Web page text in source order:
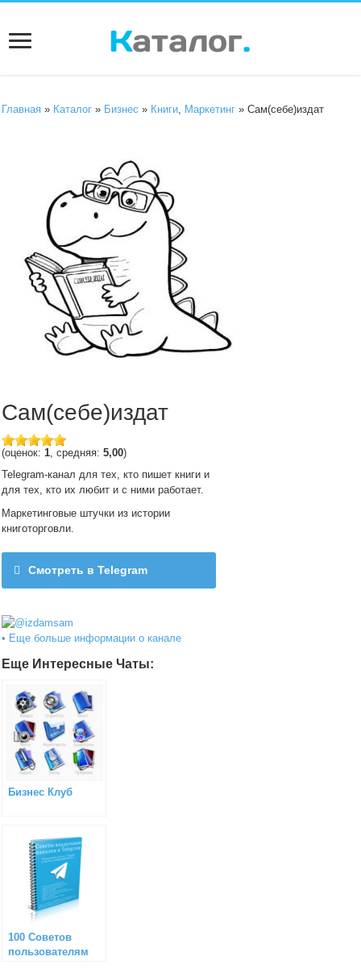
Главная » Каталог » Бизнес » Книги Маркетинг » Сам(себе)издат
Сам(себе)издат
(оценок:1, средняя:5,00)
Telegram-канал для тех, кто пишет книги и
для тех, кто их любит и с ними работает.
Маркетинговые штучки из истории
книготорговли.
Смотреть в Telegram
• Еще больше информации о канале
Еще Интересные Чаты:
Бизнес Клуб
100 Советов
пользователям